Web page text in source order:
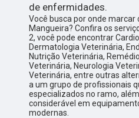
de enfermidades.
Você busca por onde
Mangueira? Confira os
2, você pode encontrar
Dermatologia Veterinária,
Nutrição Veterinária,
Veterinária, Neurologia
Veterinária, entre outras
a um grupo de profissionais
especializados no ramo,
considerável em
modernas.